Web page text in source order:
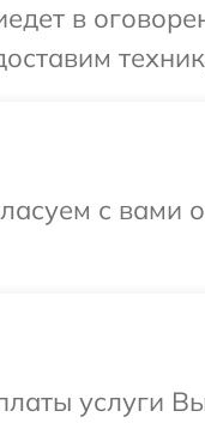
в
с вами
услуги